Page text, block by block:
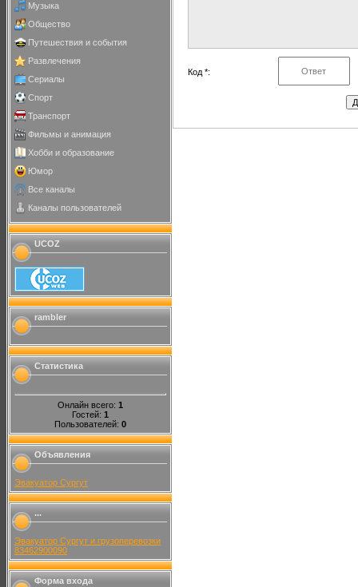
Музыка
Общество
Путешествия и события
Развлечения
Сериалы
Спорт
Транспорт
Фильмы и анимация
Хобби и образование
Юмор
Все каналы
Каналы пользователей
UCOZ
rambler
Статистика
Онлайн всего: 1
Гостей: 1
Пользователей: 0
Объявления
Эвакуатор Сургут
...
Эвакуатор Сургут и грузоперевозки
83462900090
Форма входа
Код *: